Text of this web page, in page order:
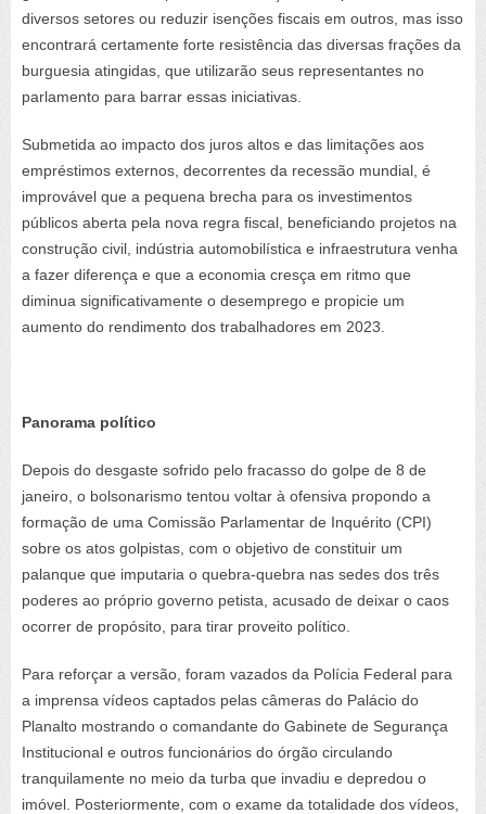
diversos setores ou reduzir isenções fiscais em outros, mas isso
encontrará certamente forte resistência das diversas frações da
burguesia atingidas, que utilizarão seus representantes no
parlamento para barrar essas iniciativas.
Submetida ao impacto dos juros altos e das limitações aos
empréstimos externos, decorrentes da recessão mundial, é
improvável que a pequena brecha para os investimentos
públicos aberta pela nova regra fiscal, beneficiando projetos na
construção civil, indústria automobilística e infraestrutura venha
a fazer diferença e que a economia cresça em ritmo que
diminua significativamente o desemprego e propicie um
aumento do rendimento dos trabalhadores em 2023.
Panorama político
Depois do desgaste sofrido pelo fracasso do golpe de 8 de
janeiro, o bolsonarismo tentou voltar à ofensiva propondo a
formação de uma Comissão Parlamentar de Inquérito (CPI)
sobre os atos golpistas, com o objetivo de constituir um
palanque que imputaria o quebra-quebra nas sedes dos três
poderes ao próprio governo petista, acusado de deixar o caos
ocorrer de propósito, para tirar proveito político.
Para reforçar a versão, foram vazados da Polícia Federal para
a imprensa vídeos captados pelas câmeras do Palácio do
Planalto mostrando o comandante do Gabinete de Segurança
Institucional e outros funcionários do órgão circulando
tranquilamente no meio da turba que invadiu e depredou o
imóvel. Posteriormente, com o exame da totalidade dos vídeos,